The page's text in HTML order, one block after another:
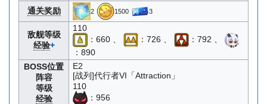
通关奖励
2 1500 3
敌舰等级
经验+
110
：660 、
：726 、
：792 、
：890
BOSS位置
阵容
等级
经验
E2
[战列]代行者VI「Attraction」
110
：956